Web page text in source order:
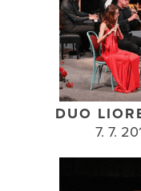
DUO
7. 7.